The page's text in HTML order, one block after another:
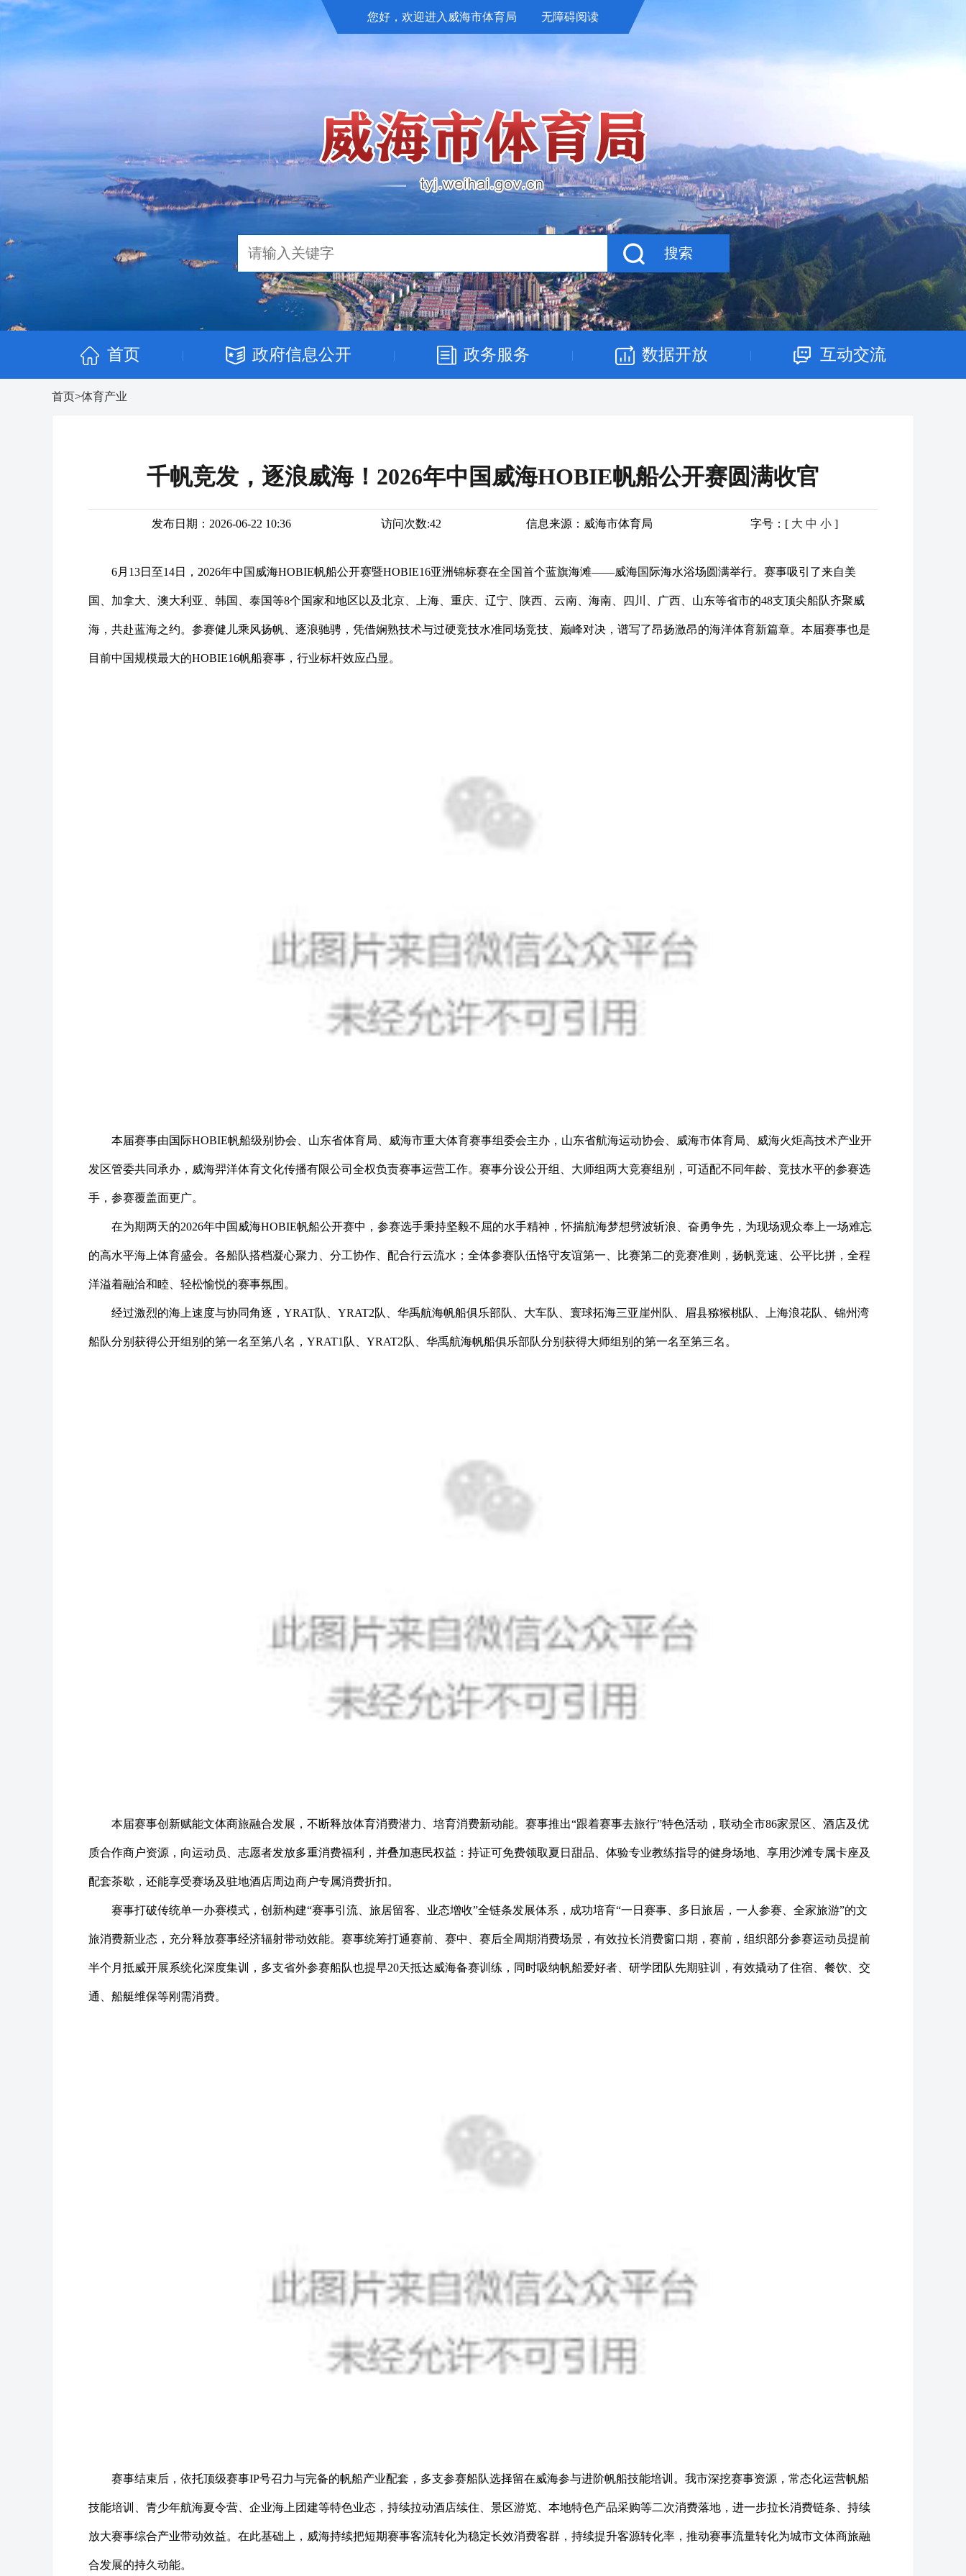
您好，欢迎进入威海市体育局 无障碍阅读
首页 | 政府信息公开 | 政务服务 | 数据开放 | 互动交流
首页>体育产业
千帆竞发，逐浪威海！2026年中国威海HOBIE帆船公开赛圆满收官
发布日期：2026-06-22 10:36 访问次数:42 信息来源： 威海市体育局 字号：[ 大 中 小]
6月13日至14日，2026年中国威海HOBIE帆船公开赛暨HOBIE16亚洲锦标赛在全国首个蓝旗海滩——威海国际海水浴场圆满举行。赛事吸引了来自美
国、加拿大、澳大利亚、韩国、泰国等8个国家和地区以及北京、上海、重庆、辽宁、陕西、云南、海南、四川、广西、山东等省市的48支顶尖船队齐聚威
海，共赴蓝海之约。参赛健儿乘风扬帆、逐浪驰骋，凭借娴熟技术与过硬竞技水准同场竞技、巅峰对决，谱写了昂扬激昂的海洋体育新篇章。本届赛事也是
目前中国规模最大的HOBIE16帆船赛事，行业标杆效应凸显。
本届赛事由国际HOBIE帆船级别协会、山东省体育局、威海市重大体育赛事组委会主办，山东省航海运动协会、威海市体育局、威海火炬高技术产业开
发区管委共同承办，威海羿洋体育文化传播有限公司全权负责赛事运营工作。赛事分设公开组、大师组两大竞赛组别，可适配不同年龄、竞技水平的参赛选
手，参赛覆盖面更广。
在为期两天的2026年中国威海HOBIE帆船公开赛中，参赛选手秉持坚毅不屈的水手精神，怀揣航海梦想劈波斩浪、奋勇争先，为现场观众奉上一场难忘
的高水平海上体育盛会。各船队搭档凝心聚力、分工协作、配合行云流水；全体参赛队伍恪守友谊第一、比赛第二的竞赛准则，扬帆竞速、公平比拼，全程
洋溢着融洽和睦、轻松愉悦的赛事氛围。
经过激烈的海上速度与协同角逐，YRAT队、YRAT2队、华禹航海帆船俱乐部队、大车队、寰球拓海三亚崖州队、眉县猕猴桃队、上海浪花队、锦州湾
船队分别获得公开组别的第一名至第八名，YRAT1队、YRAT2队、华禹航海帆船俱乐部队分别获得大师组别的第一名至第三名。
本届赛事创新赋能文体商旅融合发展，不断释放体育消费潜力、培育消费新动能。赛事推出“跟着赛事去旅行”特色活动，联动全市86家景区、酒店及优
质合作商户资源，向运动员、志愿者发放多重消费福利，并叠加惠民权益：持证可免费领取夏日甜品、体验专业教练指导的健身场地、享用沙滩专属卡座及
配套茶歇，还能享受赛场及驻地酒店周边商户专属消费折扣。
赛事打破传统单一办赛模式，创新构建“赛事引流、旅居留客、业态增收”全链条发展体系，成功培育“一日赛事、多日旅居，一人参赛、全家旅游”的文
旅消费新业态，充分释放赛事经济辐射带动效能。赛事统筹打通赛前、赛中、赛后全周期消费场景，有效拉长消费窗口期，赛前，组织部分参赛运动员提前
半个月抵威开展系统化深度集训，多支省外参赛船队也提早20天抵达威海备赛训练，同时吸纳帆船爱好者、研学团队先期驻训，有效撬动了住宿、餐饮、交
通、船艇维保等刚需消费。
赛事结束后，依托顶级赛事IP号召力与完备的帆船产业配套，多支参赛船队选择留在威海参与进阶帆船技能培训。我市深挖赛事资源，常态化运营帆船
技能培训、青少年航海夏令营、企业海上团建等特色业态，持续拉动酒店续住、景区游览、本地特色产品采购等二次消费落地，进一步拉长消费链条、持续
放大赛事综合产业带动效益。在此基础上，威海持续把短期赛事客流转化为稳定长效消费客群，持续提升客源转化率，推动赛事流量转化为城市文体商旅融
合发展的持久动能。